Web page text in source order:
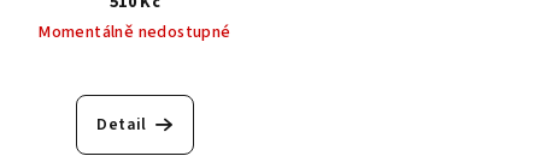
Momentálně nedostupné
Detail